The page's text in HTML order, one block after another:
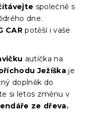
společně s
dne.
CAR potěší i vaše
autíčka na
Ježíška je
doplněk do
si letos změnu v
ze dřeva.